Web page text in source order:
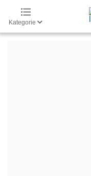
Kategorie